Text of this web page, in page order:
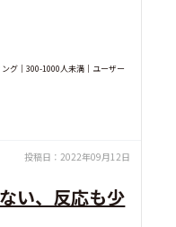
グ｜300-1000人未満｜ユーザー
投稿日： 2022年09月12日
い、反応も少